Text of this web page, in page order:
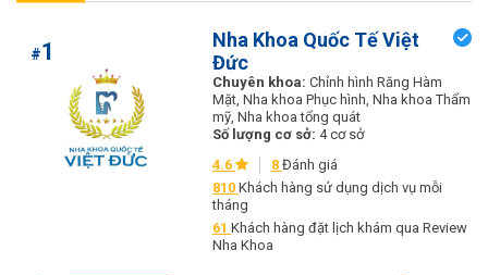
#1
Nha Khoa Quốc Tế Việt
Đức
Chuyên khoa: Chỉnh hình Răng Hàm
Mặt, Nha khoa Phục hình, Nha khoa Thẩm
mỹ, Nha khoa tổng quát
Số lượng cơ sở: 4 cơ sở
4.6
8 Đánh giá
810 Khách hàng sử dụng dịch vụ mỗi
tháng
61 Khách hàng đặt lịch khám qua Review
Nha Khoa